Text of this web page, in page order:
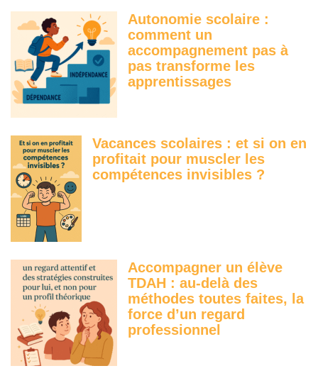
Autonomie scolaire :
comment un
accompagnement pas à
pas transforme les
apprentissages
Vacances scolaires : et si on en
profitait pour muscler les
compétences invisibles ?
Accompagner un élève
TDAH : au-delà des
méthodes toutes faites, la
force d’un regard
professionnel